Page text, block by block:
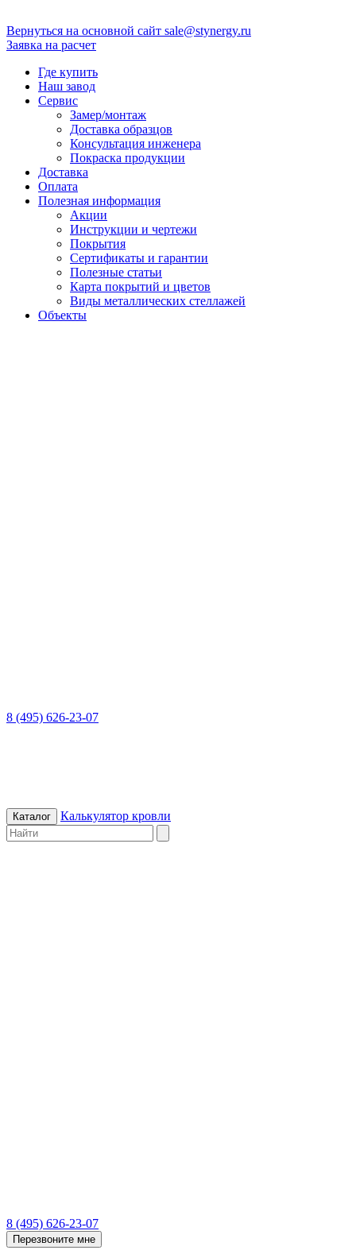
Вернуться на основной сайт sale@stynergy.ru
Заявка на расчет
Где купить
Наш завод
Сервис
Замер/монтаж
Доставка образцов
Консультация инженера
Покраска продукции
Доставка
Оплата
Полезная информация
Акции
Инструкции и чертежи
Покрытия
Сертификаты и гарантии
Полезные статьи
Карта покрытий и цветов
Виды металлических стеллажей
Объекты
8 (495) 626-23-07
Каталог Калькулятор кровли
8 (495) 626-23-07
Перезвоните мне